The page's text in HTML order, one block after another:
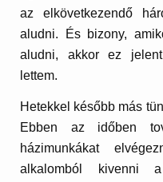
az elkövetkezendő
aludni. És bizony,
aludni, akkor ez
lettem.
Hetekkel később más
Ebben az időben
házimunkákat
alkalomból kivenni